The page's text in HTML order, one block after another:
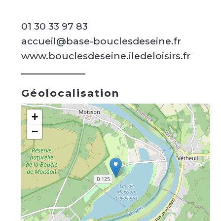
01 30 33 97 83
accueil@base-bouclesdeseine.fr
www.bouclesdeseine.iledeloisirs.fr
Géolocalisation
+
−